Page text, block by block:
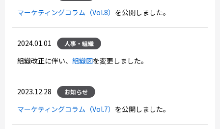
マーケティングコラム（Vol.8） を公開しました。
2024.01.01 人事・組織
組織改正に伴い、 組織図を変更しました。
2023.12.28 お知らせ
マーケティングコラム（Vol.7） を公開しました。